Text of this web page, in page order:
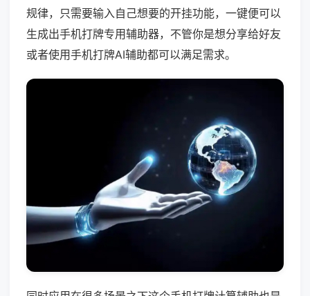
规律，只需要输入自己想要的开挂功能，一键便可以
生成出手机打牌专用辅助器，不管你是想分享给好友
或者使用手机打牌AI辅助都可以满足需求。